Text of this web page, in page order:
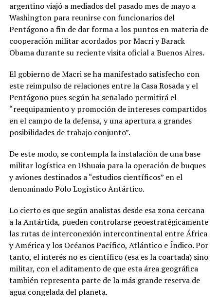
argentino viajó a mediados del pasado mes de mayo a
Washington para reunirse con funcionarios del
Pentágono a fin de dar forma a los puntos en materia de
cooperación militar acordados por Macri y Barack
Obama durante su reciente visita oficial a Buenos Aires.
El gobierno de Macri se ha manifestado satisfecho con
este reimpulso de relaciones entre la Casa Rosada y el
Pentágono pues según ha señalado permitirá el
“reequipamiento y promoción de intereses compartidos
en el campo de la defensa, y una apertura a grandes
posibilidades de trabajo conjunto”.
De este modo, se contempla la instalación de una base
militar logística en Ushuaia para la operación de buques
y aviones destinados a “estudios científicos” en el
denominado Polo Logístico Antártico.
Lo cierto es que según analistas desde esa zona cercana
a la Antártida, pueden controlarse geoestratégicamente
las rutas de interconexión intercontinental entre África
y América y los Océanos Pacífico, Atlántico e Índico. Por
tanto, el interés no es científico (esa es la coartada) sino
militar, con el aditamento de que esta área geográfica
también representa parte de la más grande reserva de
agua congelada del planeta.